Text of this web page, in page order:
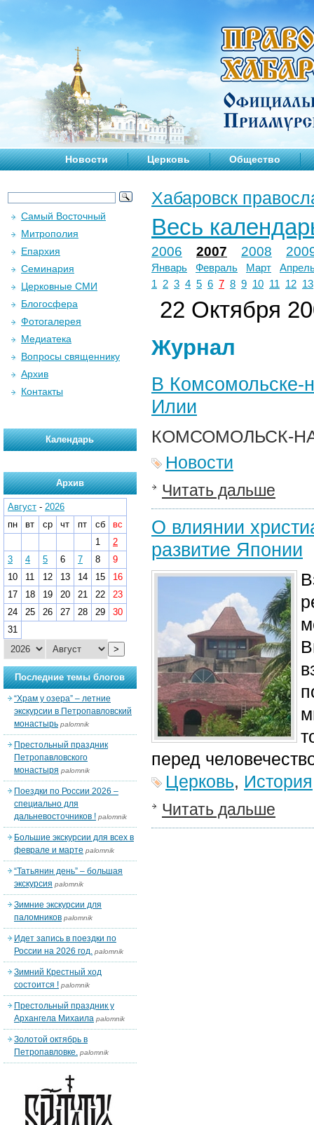
Новости Церковь Общество
Хабаровск
Весь
2006 2007 2008
Январь Февраль Март
1
2 3 4 5 6 7 8 9 10 11 12 13
22 Октября
Журнал
В Комсомольске-
Илии
КОМСОМОЛЬСК-
Новости
Читать дальше
О влиянии
развитие Японии
перед
Церковь, История
Читать дальше
Самый Восточный
Митрополия
Епархия
Семинария
Церковные СМИ
Блогосфера
Фотогалерея
Медиатека
Вопросы священнику
Архив
Контакты
Календарь
Архив
Август - 2026
пн
вт ср чт пт сб
вс
1
2
3
4 5 6 7 8
9
10
11 12 13 14 15
16
17
18 19 20 21 22
23
24
25 26 27 28 29
30
31
>
Последние темы блогов
“Храм у озера” – летние
экскурсии в Петропавловский
монастырь palomnik
Престольный праздник
Петропавловского
монастыря palomnik
Поездки по России 2026 –
специально для
дальневосточников ! palomnik
Большие экскурсии для всех в
феврале и марте palomnik
“Татьянин день” – большая
экскурсия palomnik
Зимние экскурсии для
паломников palomnik
Идет запись в поездки по
России на 2026 год. palomnik
Зимний Крестный ход
состоится ! palomnik
Престольный праздник у
Архангела Михаила palomnik
Золотой октябрь в
Петропавловке. palomnik